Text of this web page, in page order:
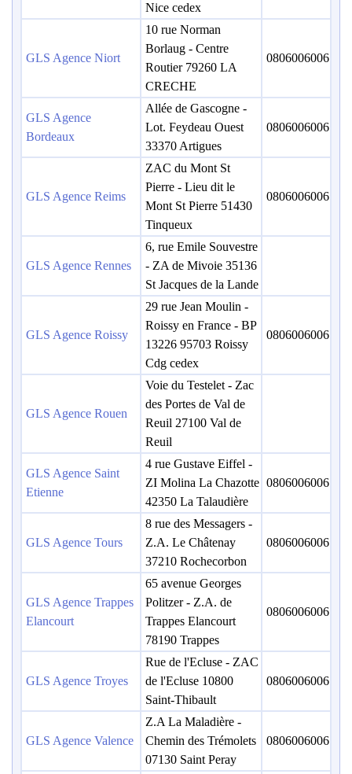
Nice cedex
GLS Agence Niort
10 rue Norman
Borlaug - Centre
Routier 79260 LA
CRECHE
0806006006
GLS Agence
Bordeaux
Allée de Gascogne -
Lot. Feydeau Ouest
33370 Artigues
0806006006
GLS Agence Reims
ZAC du Mont St
Pierre - Lieu dit le
Mont St Pierre 51430
Tinqueux
0806006006
GLS Agence Rennes
6, rue Emile Souvestre
- ZA de Mivoie 35136
St Jacques de la Lande
GLS Agence Roissy
29 rue Jean Moulin -
Roissy en France - BP
13226 95703 Roissy
Cdg cedex
0806006006
GLS Agence Rouen
Voie du Testelet - Zac
des Portes de Val de
Reuil 27100 Val de
Reuil
GLS Agence Saint
Etienne
4 rue Gustave Eiffel -
ZI Molina La Chazotte
42350 La Talaudière
0806006006
GLS Agence Tours
8 rue des Messagers -
Z.A. Le Châtenay
37210 Rochecorbon
0806006006
GLS Agence Trappes
Elancourt
65 avenue Georges
Politzer - Z.A. de
Trappes Elancourt
78190 Trappes
0806006006
GLS Agence Troyes
Rue de l'Ecluse - ZAC
de l'Ecluse 10800
Saint-Thibault
0806006006
GLS Agence Valence
Z.A La Maladière -
Chemin des Trémolets
07130 Saint Peray
0806006006